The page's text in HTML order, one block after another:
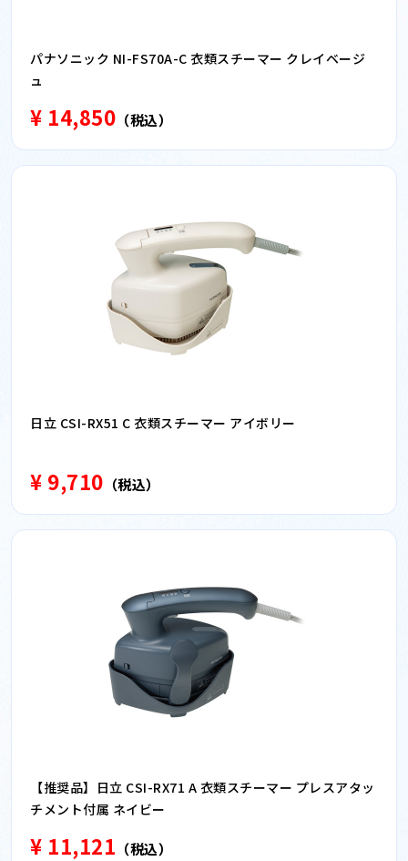
パナソニック NI-FS70A-C 衣類スチーマー クレイベージ
ュ
¥ 14,850 （税込）
日立 CSI-RX51 C 衣類スチーマー アイボリー
¥ 9,710 （税込）
【推奨品】日立 CSI-RX71 A 衣類スチーマー プレスアタッ
チメント付属 ネイビー
¥ 11,121 （税込）